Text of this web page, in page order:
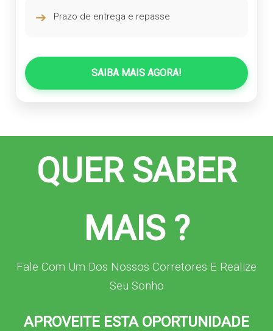
➔ Prazo de entrega e repasse
SAIBA MAIS AGORA!
QUER SABER
MAIS ?
Fale Com Um Dos Nossos Corretores E Realize
Seu Sonho
APROVEITE ESTA OPORTUNIDADE